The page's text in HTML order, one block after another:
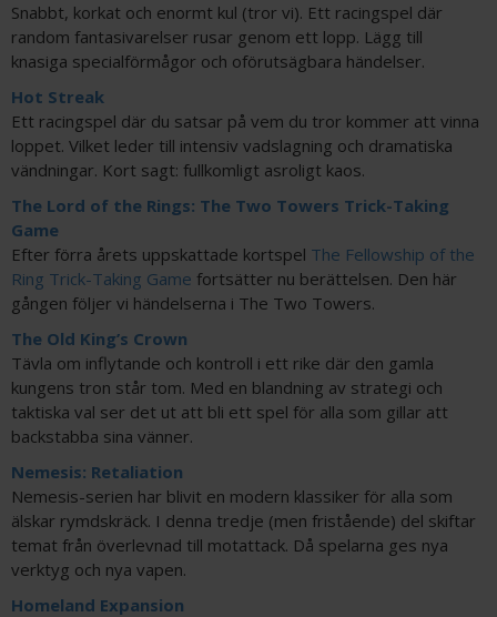
Snabbt, korkat och enormt kul (tror vi). Ett racingspel där
random fantasivarelser rusar genom ett lopp. Lägg till
knasiga specialförmågor och oförutsägbara händelser.
Hot Streak
Ett racingspel där du satsar på vem du tror kommer att vinna
loppet. Vilket leder till intensiv vadslagning och dramatiska
vändningar. Kort sagt: fullkomligt asroligt kaos.
The Lord of the Rings: The Two Towers Trick-Taking
Game
Efter förra årets uppskattade kortspel The Fellowship of the
Ring Trick-Taking Game fortsätter nu berättelsen. Den här
gången följer vi händelserna i The Two Towers.
The Old King’s Crown
Tävla om inflytande och kontroll i ett rike där den gamla
kungens tron står tom. Med en blandning av strategi och
taktiska val ser det ut att bli ett spel för alla som gillar att
backstabba sina vänner.
Nemesis: Retaliation
Nemesis-serien har blivit en modern klassiker för alla som
älskar rymdskräck. I denna tredje (men fristående) del skiftar
temat från överlevnad till motattack. Då spelarna ges nya
verktyg och nya vapen.
Homeland Expansion